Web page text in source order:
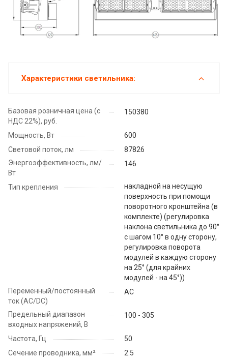
Характеристики светильника:
Базовая розничная цена (с
НДС 22%), руб.
150380
Мощность, Вт
600
Световой поток, лм
87826
Энергоэффективность, лм/
Вт
146
Тип крепления
накладной на несущую
поверхность при помощи
поворотного кронштейна (в
комплекте) (регулировка
наклона светильника до 90°
с шагом 10° в одну сторону,
регулировка поворота
модулей в каждую сторону
на 25° (для крайних
модулей - на 45°))
Переменный/постоянный
ток (AC/DC)
AC
Предельный диапазон
входных напряжений, В
100 - 305
Частота, Гц
50
Сечение проводника, мм²
2.5